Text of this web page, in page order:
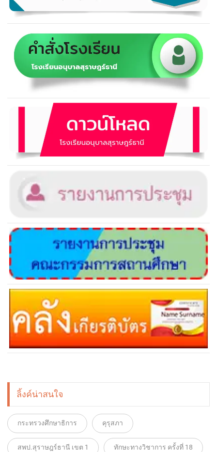
ลิ้งค์น่าสนใจ
กระทรวงศึกษาธิการ คุรุสภา
สพป.สุราษฎร์ธานี เขต 1 ทักษะทางวิชาการ ครั้งที่ 18